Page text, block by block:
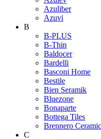
Azuliber
Azuvi
B
B-PLUS
B-Thin
Baldocer
Bardelli
Basconi Home
Bestile
Bien Seramik
Bluezone
Bonaparte
Bottega Tiles
Brennero
C